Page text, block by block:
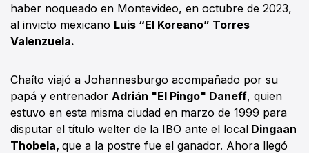
haber noqueado en Montevideo, en octubre de 2023,
al invicto mexicano Luis “El Koreano” Torres
Valenzuela.
Chaíto viajó a Johannesburgo acompañado por su
papá y entrenador Adrián "El Pingo" Daneff, quien
estuvo en esta misma ciudad en marzo de 1999 para
disputar el título welter de la IBO ante el local Dingaan
Thobela, que a la postre fue el ganador. Ahora llegó